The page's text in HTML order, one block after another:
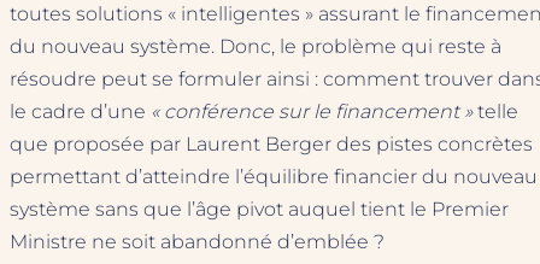
toutes solutions « intelligentes » assurant le
du nouveau système. Donc, le problème qui reste à
résoudre peut se formuler ainsi : comment trouver
le cadre d’une « conférence sur le financement »telle
que proposée par Laurent Berger des pistes concrètes
permettant d’atteindre l’équilibre financier du nouveau
système sans que l’âge pivot auquel tient le Premier
Ministre ne soit abandonné d’emblée ?